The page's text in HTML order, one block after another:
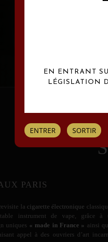
PARIS
la cigarette électronique
instrument de vape, grâce à
uniques « made in France » ainsi
appel à des ouvriers d’art
EN ENTRANT
LÉGISLATION
ENTRER SORTIR